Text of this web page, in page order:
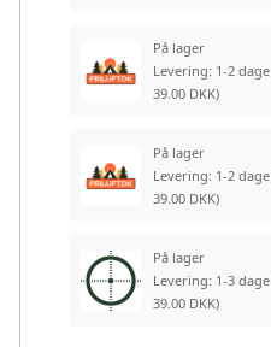
På lager
Levering: 1-2 dage
39.00 DKK)
På lager
Levering: 1-2 dage
39.00 DKK)
På lager
Levering: 1-3 dage
39.00 DKK)